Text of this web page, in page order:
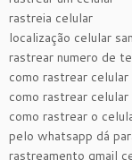
rastreia celular
localização celular
rastrear numero de
como rastrear
como rastrear
como rastrear o
pelo whatsapp dá
rastreamento gmail